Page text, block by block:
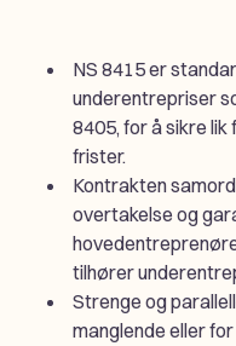
NS 8415 er
underentrepriser
8405, for å sikre lik
frister.
Kontrakten
overtakelse og
tilhører
Strenge og
manglende eller